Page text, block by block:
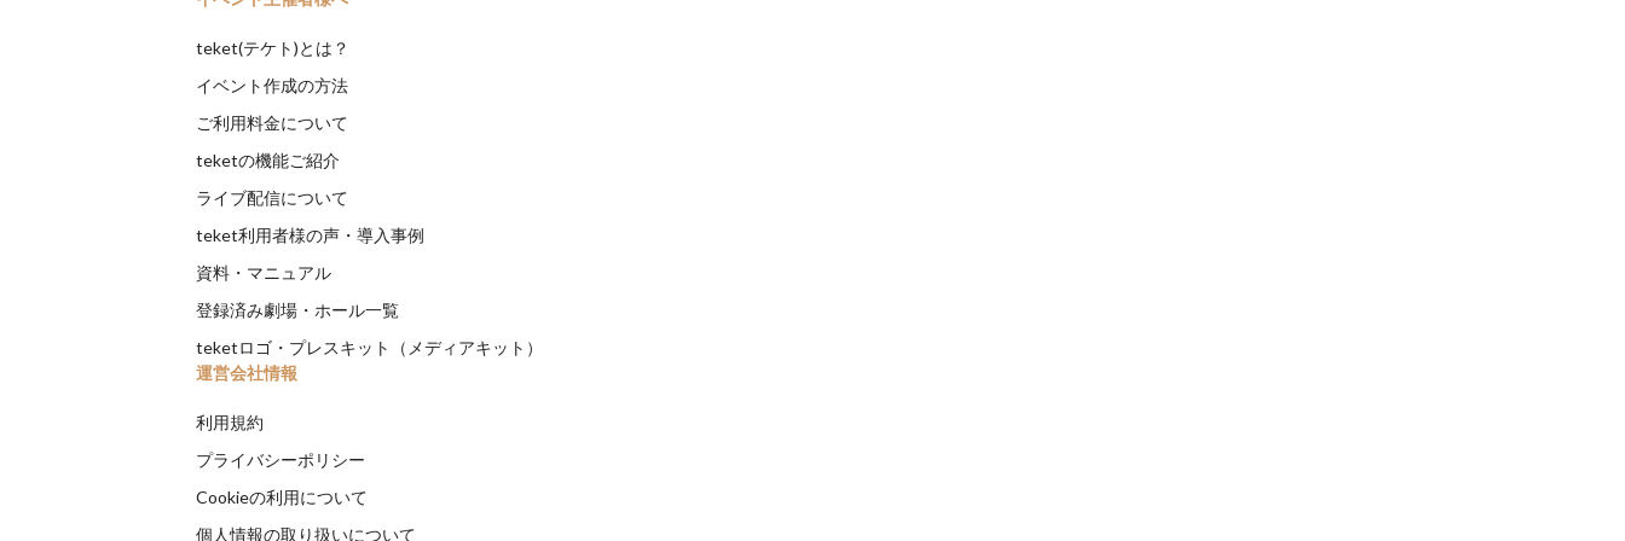
teket(テケト)とは？
イベント作成の方法
ご利用料金について
teketの機能ご紹介
ライブ配信について
teket利用者様の声・導入事例
資料・マニュアル
登録済み劇場・ホール一覧
teketロゴ・プレスキット（メディアキット）
運営会社情報
利用規約
プライバシーポリシー
Cookieの利用について
個人情報の取り扱いについて